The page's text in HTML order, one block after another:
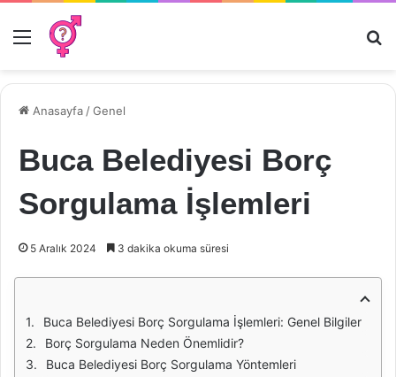
Menü
Anasayfa /Genel
Buca Belediyesi Borç
Sorgulama İşlemleri
5 Aralık 2024 3 dakika okuma süresi
Buca Belediyesi Borç Sorgulama İşlemleri: Genel Bilgiler
Borç Sorgulama Neden Önemlidir?
Buca Belediyesi Borç Sorgulama Yöntemleri